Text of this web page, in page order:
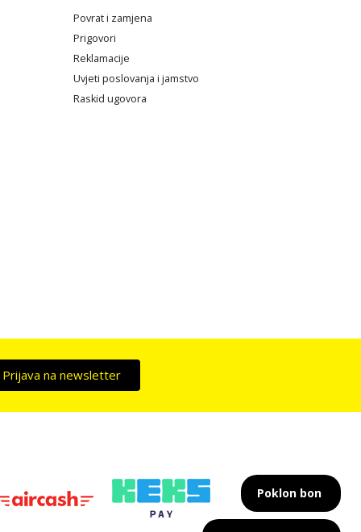
Povrat i zamjena
Prigovori
Reklamacije
Uvjeti poslovanja i jamstvo
Raskid ugovora
Prijava na newsletter
Poklon bon